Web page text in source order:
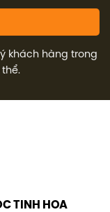
khách hàng trong
TINH HOA